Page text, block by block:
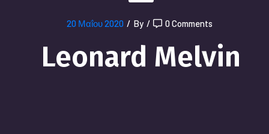
20 Μαΐου 2020 / By / 0 Comments
Leonard Melvin